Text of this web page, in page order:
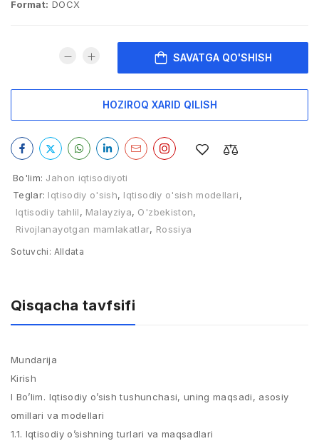
Format: DOCX
SAVATGA QO'SHISH
HOZIROQ XARID QILISH
Bo'lim: Jahon iqtisodiyoti
Teglar: Iqtisodiy o'sish, Iqtisodiy o'sish modellari,
Iqtisodiy tahlil, Malayziya, O'zbekiston,
Rivojlanayotgan mamlakatlar, Rossiya
Sotuvchi: Alldata
Qisqacha tavfsifi
Mundarija
Kirish
I Bo’lim. Iqtisodiy o’sish tushunchasi, uning maqsadi, asosiy
omillari va modellari
1.1. Iqtisodiy o’sishning turlari va maqsadlari